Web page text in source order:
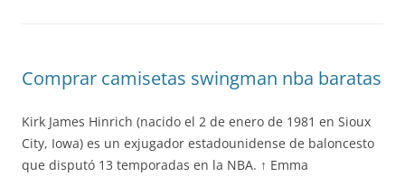
Comprar camisetas swingman nba baratas
Kirk James Hinrich (nacido el 2 de enero de 1981 en Sioux
City, Iowa) es un exjugador estadounidense de baloncesto
que disputó 13 temporadas en la NBA. ↑ Emma